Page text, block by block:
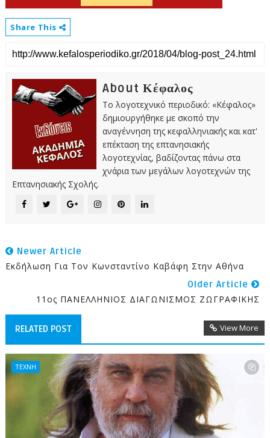
Share This
About Κέφαλος
Το λογοτεχνικό περιοδικό: «Κέφαλος»
δημιουργήθηκε με σκοπό την
αναγέννηση της κεφαλληνιακής και κατ'
επέκταση της επτανησιακής
λογοτεχνίας, βαδίζοντας πάνω στα
χνάρια των μεγάλων λογοτεχνών της
Επτανησιακής Σχολής.
Newer Article
Εκδήλωση Για Τον Κωνσταντίνο Καβάφη Στην Αθήνα
Older Article
11ος ΠΑΝΕΛΛΗΝΙΟΣ ΔΙΑΓΩΝΙΣΜΟΣ ΖΩΓΡΑΦΙΚΗΣ
RELATED POST View More
ΤΕΧΝΗ